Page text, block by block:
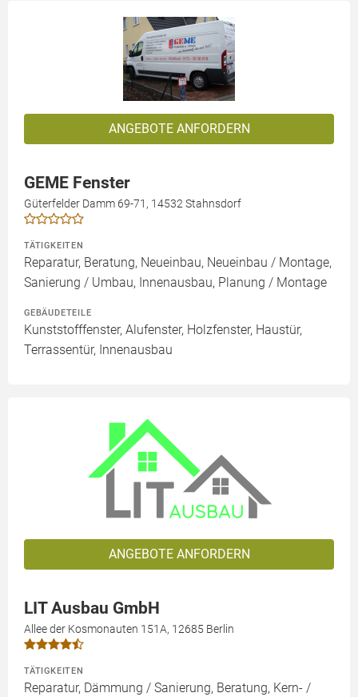
ANGEBOTE ANFORDERN
GEME Fenster
Güterfelder Damm 69-71, 14532 Stahnsdorf
TÄTIGKEITEN
Reparatur, Beratung, Neueinbau, Neueinbau / Montage,
Sanierung / Umbau, Innenausbau, Planung / Montage
GEBÄUDETEILE
Kunststofffenster, Alufenster, Holzfenster, Haustür,
Terrassentür, Innenausbau
ANGEBOTE ANFORDERN
LIT Ausbau GmbH
Allee der Kosmonauten 151A, 12685 Berlin
TÄTIGKEITEN
Reparatur, Dämmung / Sanierung, Beratung, Kern- /